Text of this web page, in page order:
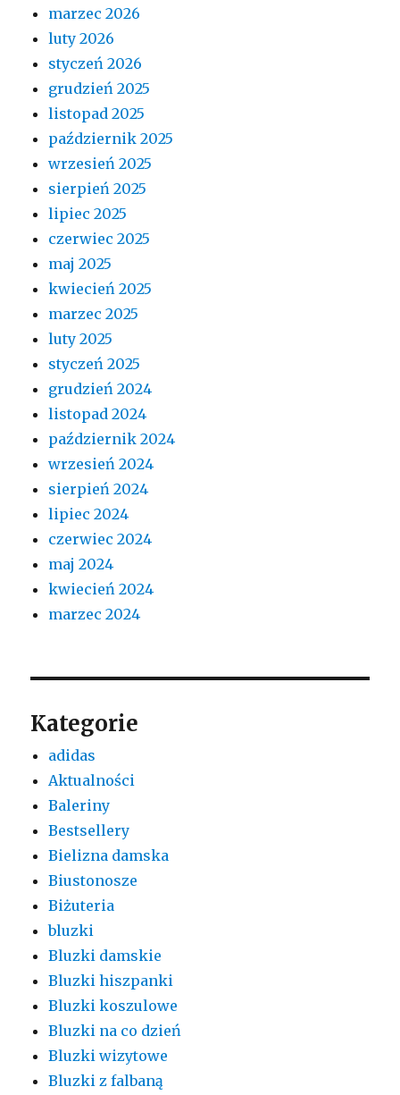
marzec 2026
luty 2026
styczeń 2026
grudzień 2025
listopad 2025
październik 2025
wrzesień 2025
sierpień 2025
lipiec 2025
czerwiec 2025
maj 2025
kwiecień 2025
marzec 2025
luty 2025
styczeń 2025
grudzień 2024
listopad 2024
październik 2024
wrzesień 2024
sierpień 2024
lipiec 2024
czerwiec 2024
maj 2024
kwiecień 2024
marzec 2024
Kategorie
adidas
Aktualności
Baleriny
Bestsellery
Bielizna damska
Biustonosze
Biżuteria
bluzki
Bluzki damskie
Bluzki hiszpanki
Bluzki koszulowe
Bluzki na co dzień
Bluzki wizytowe
Bluzki z falbaną